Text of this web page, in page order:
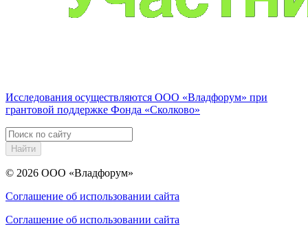
Исследования осуществляются ООО «Владфорум» при
грантовой поддержке Фонда «Сколково»
Найти
© 2026 ООО «Владфорум»
Соглашение об использовании сайта
Соглашение об использовании сайта